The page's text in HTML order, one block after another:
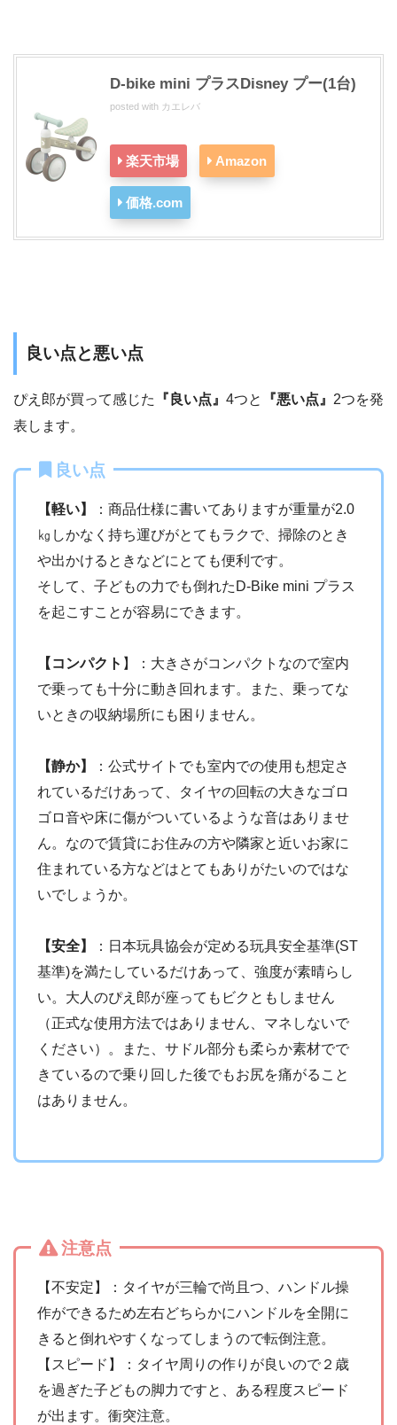
D-bike mini プラスDisney プー(1台)
posted with カエレバ
楽天市場 Amazon
価格.com
良い点と悪い点
ぴえ郎が買って感じた 『良い点』 4つと 『悪い点』 2つを発
表します。
良い点
【軽い】
：商品仕様に書いてありますが重量が2.0
㎏しかなく持ち運びがとてもラクで、掃除のとき
や出かけるときなどにとても便利です。
そして、子どもの力でも倒れたD-Bike mini プラス
を起こすことが容易にできます。
【コンパクト 】：大きさがコンパクトなので室内
で乗っても十分に動き回れます。また、乗ってな
いときの収納場所にも困りません。
【静か】
：公式サイトでも室内での使用も想定さ
れているだけあって、タイヤの回転の大きなゴロ
ゴロ音や床に傷がついているような音はありませ
ん。なので賃貸にお住みの方や隣家と近いお家に
住まれている方などはとてもありがたいのではな
いでしょうか。
【安全】
：日本玩具協会が定める玩具安全基準(ST
基準)を満たしているだけあって、強度が素晴らし
い。大人のぴえ郎が座ってもビクともしません
（正式な使用方法ではありません、マネしないで
ください）。また、サドル部分も柔らか素材でで
きているので乗り回した後でもお尻を痛がること
はありません。
注意点
【不安定】：タイヤが三輪で尚且つ、ハンドル操
作ができるため左右どちらかにハンドルを全開に
きると倒れやすくなってしまうので転倒注意。
【スピード】：タイヤ周りの作りが良いので２歳
を過ぎた子どもの脚力ですと、ある程度スピード
が出ます。衝突注意。